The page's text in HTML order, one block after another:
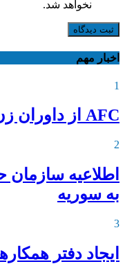
نخواهد شد.
ثبت دیدگاه
اخبار مهم
1
AFC از داوران زن ایران دعوت کرد
2
اطلاعیه‌ سازمان
به سوریه
3
ایجاد دفتر